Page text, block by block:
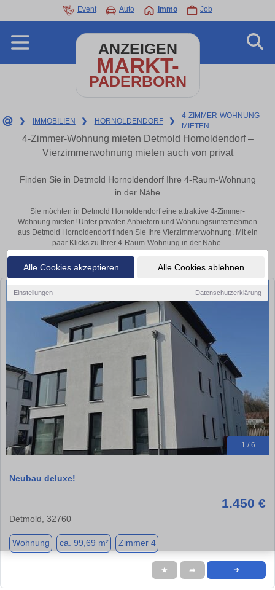
Alle Cookies akzeptieren Alle Cookies ablehnen
Einstellungen Datenschutzerklärung
Event Auto Immo Job
ANZEIGEN
MARKT-
PADERBORN
❯ IMMOBILIEN ❯ HORNOLDENDORF ❯
4-ZIMMER-WOHNUNG-
MIETEN
4-Zimmer-Wohnung mieten Detmold Hornoldendorf –
Vierzimmerwohnung mieten auch von privat
Finden Sie in Detmold Hornoldendorf Ihre 4-Raum-Wohnung
in der Nähe
Sie möchten in Detmold Hornoldendorf eine attraktive 4-Zimmer-
Wohnung mieten! Unter privaten Anbietern und Wohnungsunternehmen
aus Detmold Hornoldendorf finden Sie Ihre Vierzimmerwohnung. Mit ein
paar Klicks zu Ihrer 4-Raum-Wohnung in der Nähe.
Aktuelle Wohnung zum mieten
1 / 6
Neubau deluxe!
1.450 €
Detmold, 32760
Wohnung ca. 99,69 m² Zimmer 4
★ ➦ ➜